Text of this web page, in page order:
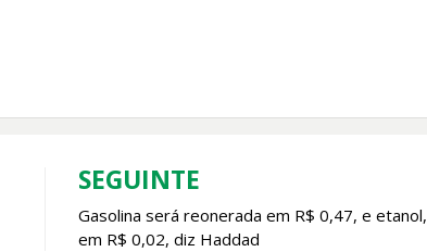
SEGUINTE
Gasolina será reonerada em R$ 0,47, e etanol,
em R$ 0,02, diz Haddad